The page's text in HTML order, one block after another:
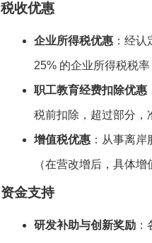
税收优惠
企业所得税优惠 ：经
25% 的企业所得税税
职工教育经费扣除优惠
税前扣除，超过部分，
增值税优惠 ：从事离
（在营改增后，具体
资金支持
研发补助与创新奖励